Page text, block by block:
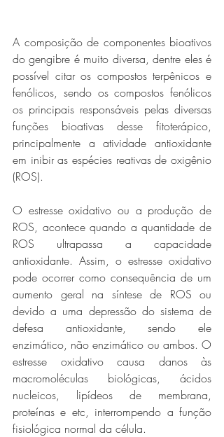
A composição de componentes bioativos
do gengibre é muito diversa, dentre eles é
possível citar os compostos terpênicos e
fenólicos, sendo os compostos fenólicos
os principais responsáveis ​​pelas diversas
funções bioativas desse fitoterápico,
principalmente a atividade antioxidante
em inibir as espécies reativas de oxigênio
(ROS).
O estresse oxidativo ou a produção de
ROS, acontece quando a quantidade de
ROS ultrapassa a capacidade
antioxidante. Assim, o estresse oxidativo
pode ocorrer como consequência de um
aumento geral na síntese de ROS ou
devido a uma depressão do sistema de
defesa antioxidante, sendo ele
enzimático, não enzimático ou ambos. O
estresse oxidativo causa danos às
macromoléculas biológicas, ácidos
nucleicos, lipídeos de membrana,
proteínas e etc, interrompendo a função
fisiológica normal da célula.